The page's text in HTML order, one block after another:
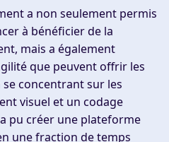
a non seulement permis
à bénéficier de la
mais a également
que peuvent offrir les
concentrant sur les
visuel et un codage
pu créer une plateforme
une fraction de temps